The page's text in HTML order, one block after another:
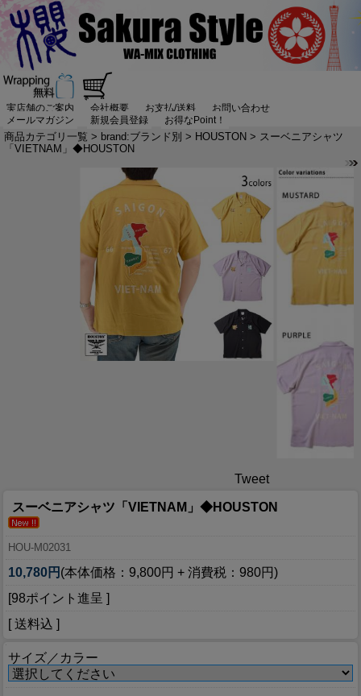
実店舗のご案内 会社概要 お支払/送料
お問い合わせ
メールマガジン
新規会員登録 お得なPoint！
商品カテゴリ一覧 > brand:ブランド別 > HOUSTON > スーベニアシャツ
「VIETNAM」◆HOUSTON
Tweet
スーベニアシャツ「VIETNAM」◆HOUSTON
HOU-M02031
10,780円 (本体価格：9,800円 + 消費税：980円)
[98ポイント進呈 ]
[ 送料込 ]
サイズ／カラー